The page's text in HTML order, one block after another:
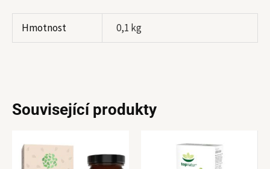
Hmotnost 0,1 kg
Související produkty